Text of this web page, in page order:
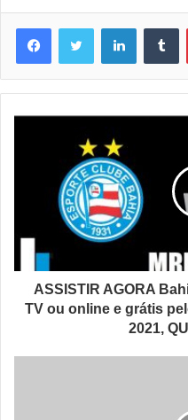
Linkedin
ASSISTIR AGORA
TV ou online e grátis
2021,